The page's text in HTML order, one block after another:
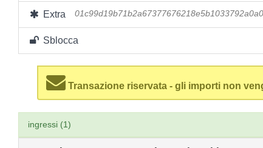
Extra
Sblocca
Transazione riservata - gli importi non
ingressi (1)